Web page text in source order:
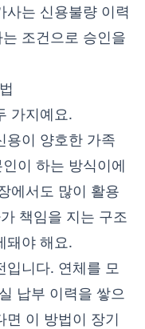
사는 신용불량 이력
조건으로 승인을
가지예요.
용이 양호한 가족
이 하는 방식이에
에서도 많이 활용
책임을 지는 구조
돼야 해요.
입니다. 연체를 모
납부 이력을 쌓으
면 이 방법이 장기